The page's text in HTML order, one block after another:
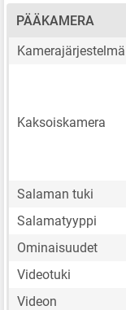
PÄÄKAMERA
Kamerajärjestelmä
Kaksoiskamera
Salaman tuki
Salamatyyppi
Ominaisuudet
Videotuki
Videon